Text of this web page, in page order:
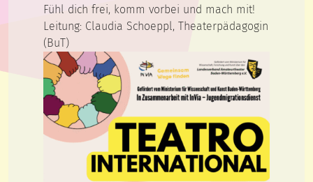
Fühl dich frei, komm vorbei und mach mit!
Leitung: Claudia Schoeppl, Theaterpädagogin
(BuT)